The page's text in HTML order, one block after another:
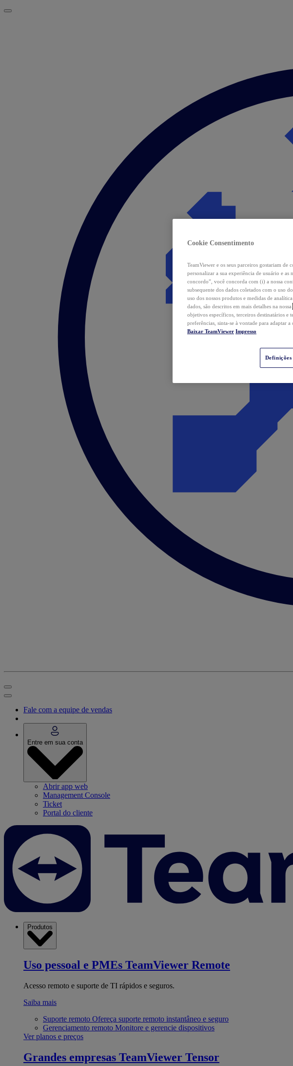
Fale com a equipe de vendas
Entre em sua conta
Abrir app web
Management Console
Ticket
Portal do cliente
Produtos
Uso pessoal e PMEs TeamViewer Remote
Acesso remoto e suporte de TI rápidos e seguros.
Saiba mais
Suporte remoto Ofereça suporte remoto instantâneo e seguro
Gerenciamento remoto Monitore e gerencie dispositivos
Ver planos e preços
Grandes empresas TeamViewer Tensor
Cookie Consentimento
TeamViewer e os seus parceiros gostariam de
personalizar a sua experiência de usuário e
concordo”, você concorda com (i) a nossa
subsequente dos dados coletados com o uso
uso dos nossos produtos e medidas de
dados, são descritos em mais detalhes na nossa
objetivos específicos, terceiros destinatários e
preferências, sinta-se à vontade para adaptar
Baixar TeamViewer Impresso
Definições